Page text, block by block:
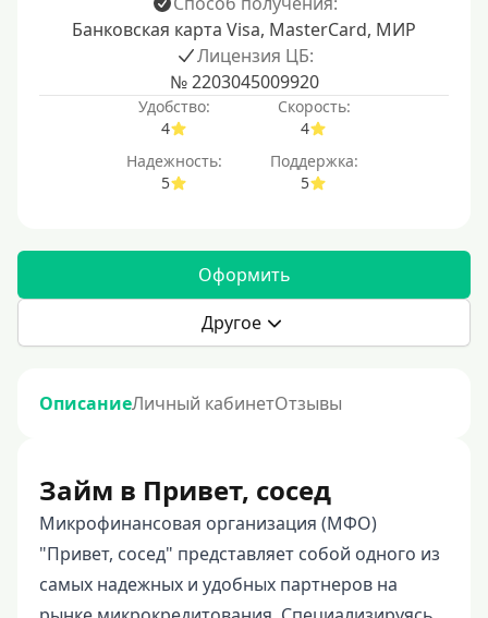
Банковская карта Visa, MasterCard, МИР
Лицензия ЦБ:
№ 2203045009920
Удобство:
4
Скорость:
4
Надежность:
5
Поддержка:
5
Оформить
Другое
ОписаниеЛичный кабинетОтзывы
Займ в Привет, сосед
Микрофинансовая организация (МФО)
"Привет, сосед" представляет собой одного из
самых надежных и удобных партнеров на